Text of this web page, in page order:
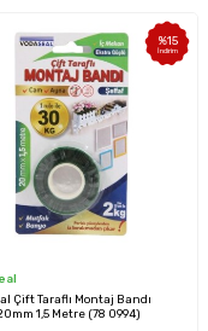
%15
İndirim
Çift Taraflı Montaj Bandı
1,5 Metre (78 0994)